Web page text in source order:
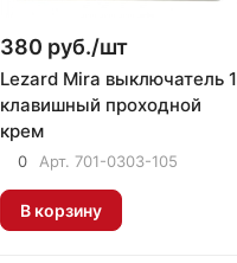
380 руб./шт
Lezard Mira выключатель 1
клавишный проходной
крем
0 Арт. 701-0303-105
В корзину